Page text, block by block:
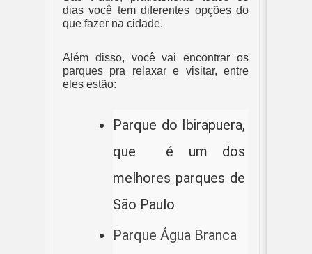
dias você tem diferentes opções do
que fazer na cidade.
Além disso, você vai encontrar os
parques pra relaxar e visitar, entre
eles estão:
Parque do Ibirapuera,
que  é um dos
melhores parques de
São Paulo
Parque Água Branca